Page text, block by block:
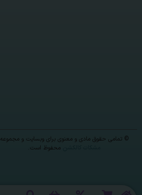
© تمامی حقوق مادی و معنوی برای وبسایت و مجموعه
محفوظ است.